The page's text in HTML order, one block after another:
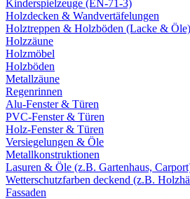
Kinderspielzeuge (EN-71-3)
Holzdecken & Wandvertäfelungen
Holztreppen & Holzböden (Lacke & Öle)
Holzzäune
Holzmöbel
Holzböden
Metallzäune
Regenrinnen
Alu-Fenster & Türen
PVC-Fenster & Türen
Holz-Fenster & Türen
Versiegelungen & Öle
Metallkonstruktionen
Lasuren & Öle (z.B. Gartenhaus,
Wetterschutzfarben deckend (z.B.
Fassaden